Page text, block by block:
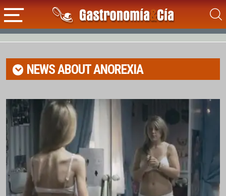
NEWS ABOUTANOREXIA